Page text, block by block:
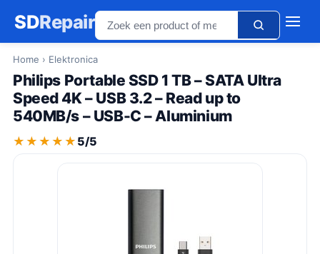
SDRepair
Home › Elektronica
Philips Portable SSD 1 TB – SATA Ultra
Speed 4K – USB 3.2 – Read up to
540MB/s – USB-C – Aluminium
★★★★★
★★★★★ 5/5